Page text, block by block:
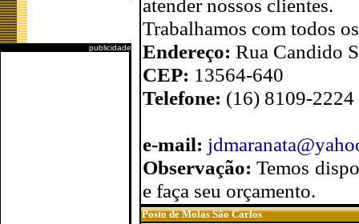
publicidade
atender nossos clientes.
Trabalhamos com todos
Endereço: Rua Candido
CEP: 13564-640
Telefone: (16) 8109-
e-mail:
Observação:Temos
e faça seu orçamento.
Posto de Molas São Carlos